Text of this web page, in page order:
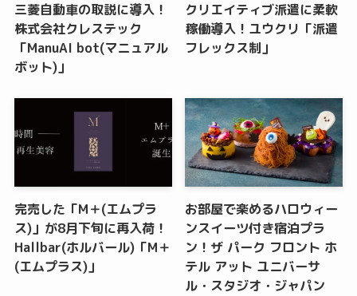
三菱自動車の取説に導入！
株式会社クレステック
「ManuAI bot(マニュアル
ボット)」
クリエイティブ派遣に柔軟
稼働導入！ユウクリ「派遣
フレックス制」
完売した「M＋(エムプラ
ス)」が8月下旬に再入荷！
Hallbar(ホルバール)「M＋
(エムプラス)」
お部屋で楽めるハロウィー
ンスイーツ付き宿泊プラ
ン！ザ パーク フロント ホ
テル アット ユニバーサ
ル・スタジオ・ジャパン